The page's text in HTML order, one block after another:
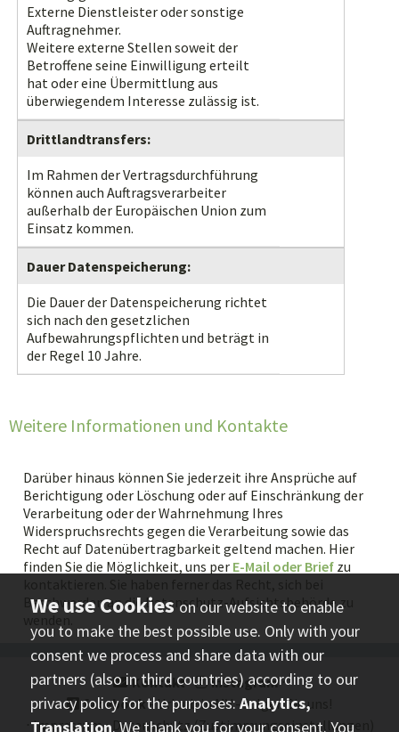
Externe Dienstleister oder sonstige
Auftragnehmer.
Weitere externe Stellen soweit der
Betroffene seine Einwilligung erteilt
hat oder eine Übermittlung aus
überwiegendem Interesse zulässig ist.
Drittlandtransfers:
Im Rahmen der Vertragsdurchführung
können auch Auftragsverarbeiter
außerhalb der Europäischen Union zum
Einsatz kommen.
Dauer Datenspeicherung:
Die Dauer der Datenspeicherung richtet
sich nach den gesetzlichen
Aufbewahrungspflichten und beträgt in
der Regel 10 Jahre.
Weitere Informationen und Kontakte
Darüber hinaus können Sie jederzeit ihre Ansprüche auf
Berichtigung oder Löschung oder auf Einschränkung der
Verarbeitung oder der Wahrnehmung Ihres
Widerspruchsrechts gegen die Verarbeitung sowie das
Recht auf Datenübertragbarkeit geltend machen. Hier
finden Sie die Möglichkeit, uns per E-Mail oder Brief zu
Beschwerden an die Datenschutz-Aufsichtsbehörde zu
Kontakt⋅ instagram ⋅
facebook - Urlaub in MV - folgen Sie uns!
Impressum⋅ Datenschutz(Zustimmungseinstellungen)
on our website to enable
you to make the best possible use. Only with your
consent we process and share data with our
partners (also in third countries) according to our
privacy policy for the purposes: Analytics,
Translation. We thank you for your consent. You